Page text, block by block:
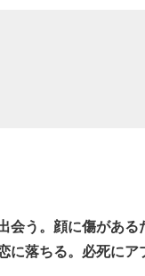
会う。顔に傷がある
に落ちる。必死にア